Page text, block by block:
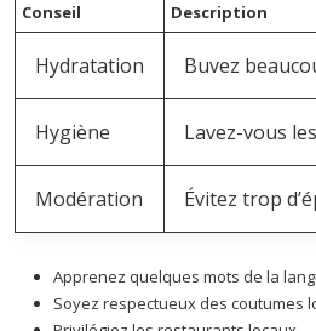
Conseil Description
Hydratation Buvez
Hygiène Lavez-vous
Modération Évitez trop
Apprenez quelques mots de la
Soyez respectueux des coutumes